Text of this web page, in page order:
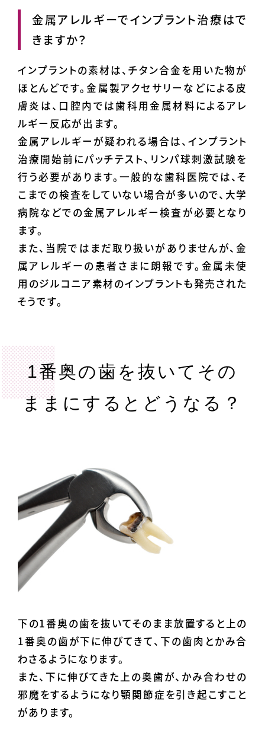
金属アレルギーでインプラント治療はで
きますか？
インプラントの素材は、チタン合金を用いた物が
ほとんどです。金属製アクセサリーなどによる皮
膚炎は、口腔内では歯科用金属材料によるアレ
ルギー反応が出ます。
金属アレルギーが疑われる場合は、インプラント
治療開始前にパッチテスト、リンパ球刺激試験を
行う必要があります。一般的な歯科医院では、そ
こまでの検査をしていない場合が多いので、大学
病院などでの金属アレルギー検査が必要となり
ます。
また、当院ではまだ取り扱いがありませんが、金
属アレルギーの患者さまに朗報です。金属未使
用のジルコニア素材のインプラントも発売された
そうです。
1番奥の歯を抜いてその
ままにするとどうなる？
下の1番奥の歯を抜いてそのまま放置すると上の
1番奥の歯が下に伸びてきて、下の歯肉とかみ合
わさるようになります。
また、下に伸びてきた上の奥歯が、かみ合わせの
邪魔をするようになり顎関節症を引き起こすこと
があります。